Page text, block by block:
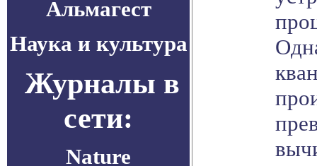
Альмагест
Наука и культура
Журналы в
сети:
Nature